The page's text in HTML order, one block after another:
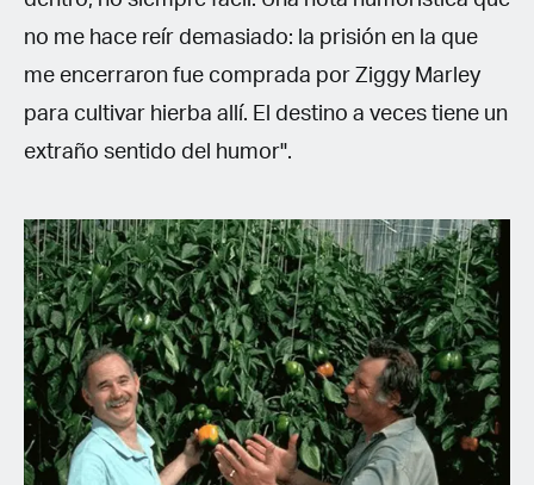
no me hace reír demasiado: la prisión en la que
me encerraron fue comprada por Ziggy Marley
para cultivar hierba allí. El destino a veces tiene un
extraño sentido del humor".